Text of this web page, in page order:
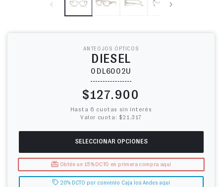
ANTEOJOS ÓPTICOS
DIESEL
0DL6002U
Precio habitual
$127.900
Hasta 6 cuotas sin interés
Valor cuota: $21.317
SELECCIONAR OPCIONES
Obtén un 15% DCTO en primera compra aquí
20% DCTO por convenio Caja los Andes aquí